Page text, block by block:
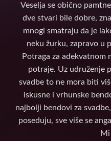
Veselja se obično
dve stvari bile dobre,
mnogi smatraju da je
neku žurku, zapravo u
Potraga za adekvatnom
potraje. Uz udruženje
svadbe to ne mora biti
iskusne i vrhunske
najbolji bendovi za
poseduju, sve više se
Mi